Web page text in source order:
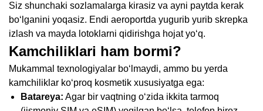
Siz shunchaki sozlamalarga kirasiz va ayni paytda kerak
bo‘lganini yoqasiz. Endi aeroportda yugurib yurib skrepka
izlash va mayda lotoklarni qidirishga hojat yo‘q.
Kamchiliklari ham bormi?
Mukammal texnologiyalar bo‘lmaydi, ammo bu yerda
kamchiliklar ko‘proq kosmetik xususiyatga ega:
Batareya: Agar bir vaqtning o‘zida ikkita tarmoq